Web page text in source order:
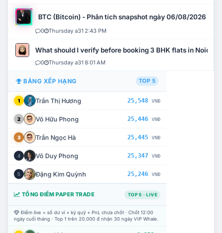
BTC (Bitcoin) - Phân tích snapshot ngày 06/08/2026
0 Thursday a31 2:43 PM
What should I verify before booking 3 BHK flats in Noida?
0 Thursday a31 8:01 AM
BẢNG XẾP HẠNG TOP 5
1 Trần Thị Hương 25,548 VNĐ
2 Võ Hữu Phong 25,446 VNĐ
3 Trần Ngọc Hà 25,445 VNĐ
4 Võ Duy Phong 25,347 VNĐ
5 Đặng Kim Quỳnh 25,246 VNĐ
TỔNG ĐIỂM PAPER TRADE TOP 5 · LIVE
Điểm live = số dư ví + ký quỹ + PnL chưa chốt · Chốt 12:00
ngày cuối tháng · Top 1 trên 20.000 đ nhận 30 ngày VIP Whale.